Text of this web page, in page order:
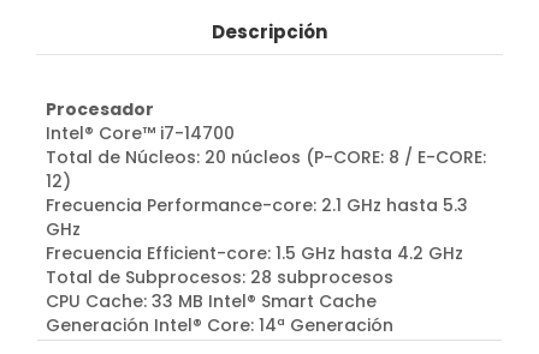
Descripción
Procesador
Intel® Core™ i7-14700
Total de Núcleos: 20 núcleos (P-CORE: 8 / E-CORE:
12)
Frecuencia Performance-core: 2.1 GHz hasta 5.3
GHz
Frecuencia Efficient-core: 1.5 GHz hasta 4.2 GHz
Total de Subprocesos: 28 subprocesos
CPU Cache: 33 MB Intel® Smart Cache
Generación Intel® Core: 14ª Generación